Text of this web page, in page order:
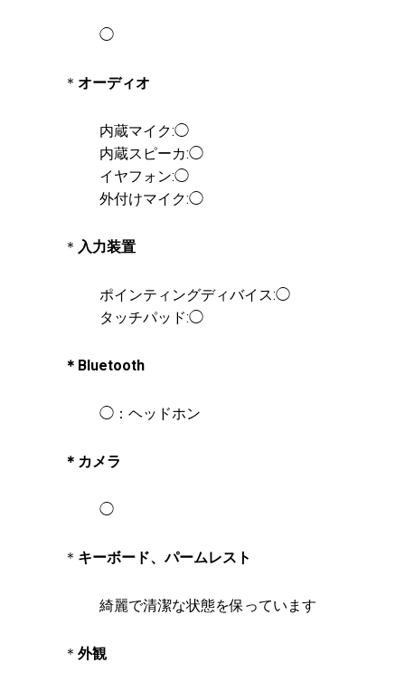
◯
＊ オーディオ
内蔵マイク:◯
内蔵スピーカ:◯
イヤフォン:◯
外付けマイク:◯
＊ 入力装置
ポインティングディバイス:◯
タッチパッド:◯
＊Bluetooth
◯：ヘッドホン
＊カメラ
◯
＊ キーボード、パームレスト
綺麗で清潔な状態を保っています
＊ 外観